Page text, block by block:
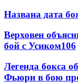
Названа дата
Верховен
бой с Усиком106
Легенда бокса
Фьюри в бою